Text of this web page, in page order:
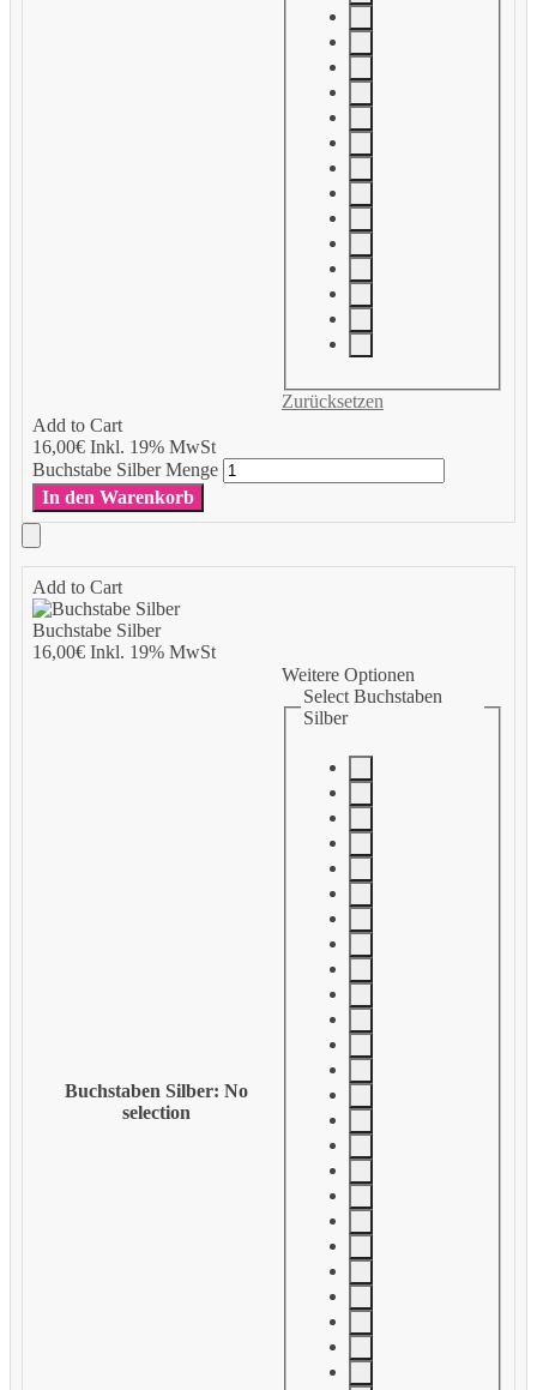
Add to Cart
16,00€Inkl. 19% MwSt
Zurücksetzen
Buchstabe Silber Menge
In den Warenkorb
Add to Cart
Buchstabe Silber
16,00€Inkl. 19% MwSt
Buchstaben Silber: No
selection
Weitere Optionen
Select Buchstaben
Silber